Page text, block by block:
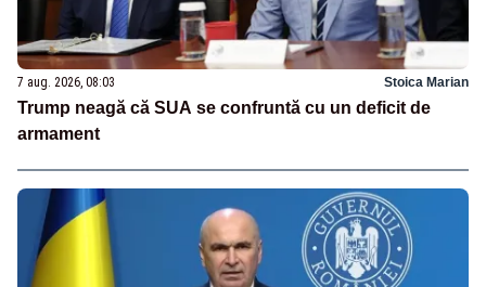
7 aug. 2026, 08:03 Stoica Marian
Trump neagă că SUA se confruntă cu un deficit de
armament